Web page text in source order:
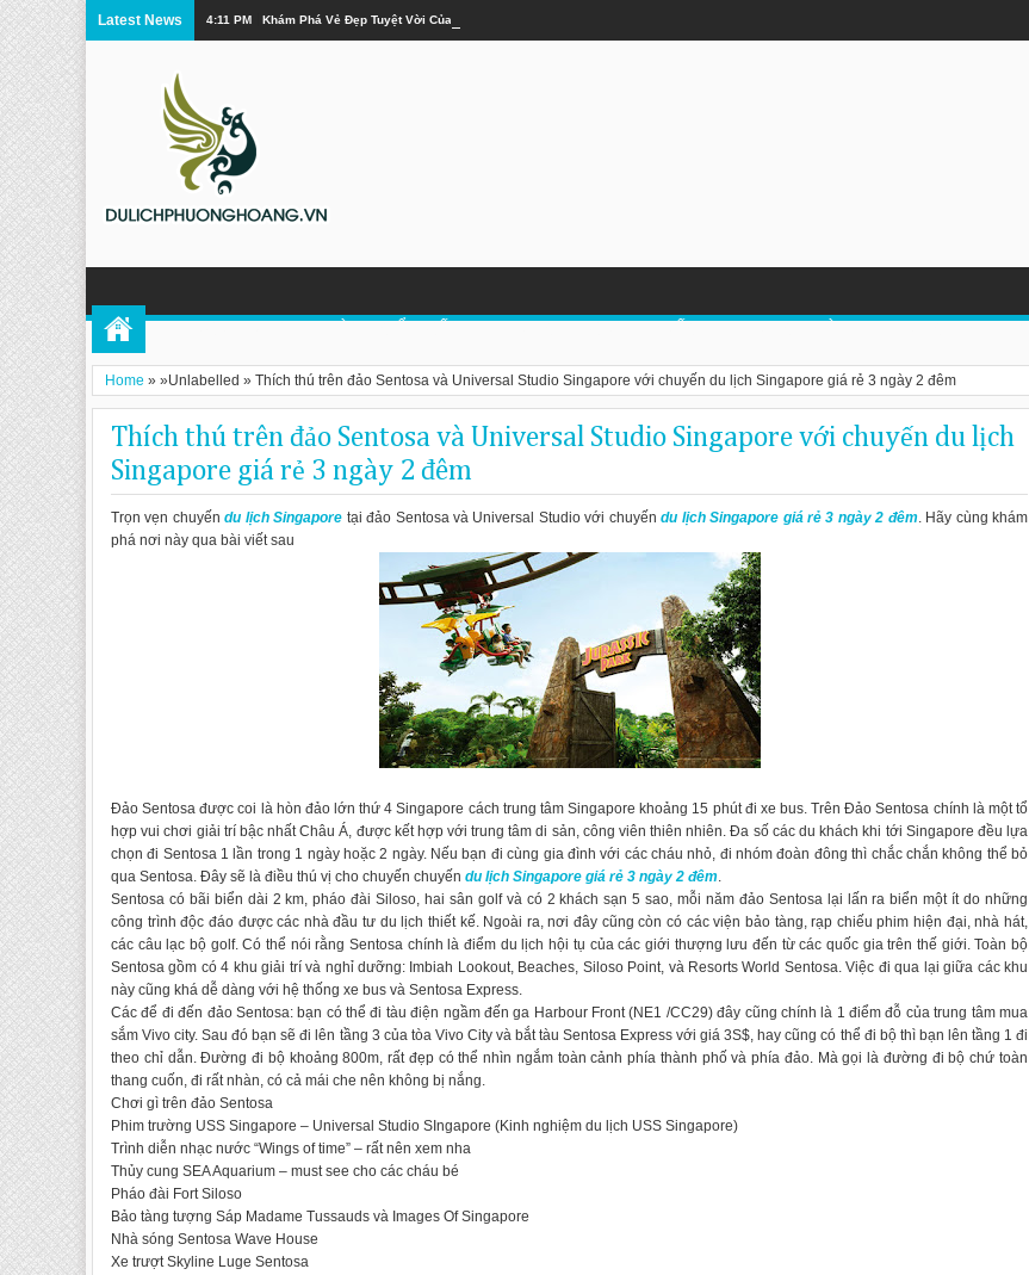
Latest News 4:11 PM Khám Phá Vẻ Đẹp Tuyệt Vời Của Cửu Trại Câu Trong Mùa Đông
Home » »Unlabelled » Thích thú trên đảo Sentosa và Universal Studio Singapore với chuyến du lịch Singapore giá rẻ 3 ngày 2 đêm
Thích thú trên đảo Sentosa và Universal Studio Singapore với chuyến du lịch
Singapore giá rẻ 3 ngày 2 đêm
Trọn vẹn chuyến du lịch Singapore tại đảo Sentosa và Universal Studio với chuyến du lịch Singapore giá rẻ 3 ngày 2 đêm. Hãy cùng khám
phá nơi này qua bài viết sau
Đảo Sentosa được coi là hòn đảo lớn thứ 4 Singapore cách trung tâm Singapore khoảng 15 phút đi xe bus. Trên Đảo Sentosa chính là một tổ
hợp vui chơi giải trí bậc nhất Châu Á, được kết hợp với trung tâm di sản, công viên thiên nhiên. Đa số các du khách khi tới Singapore đều lựa
chọn đi Sentosa 1 lần trong 1 ngày hoặc 2 ngày. Nếu bạn đi cùng gia đình với các cháu nhỏ, đi nhóm đoàn đông thì chắc chắn không thể bỏ
qua Sentosa. Đây sẽ là điều thú vị cho chuyến chuyến du lịch Singapore giá rẻ 3 ngày 2 đêm.
Sentosa có bãi biển dài 2 km, pháo đài Siloso, hai sân golf và có 2 khách sạn 5 sao, mỗi năm đảo Sentosa lại lấn ra biển một ít do những
công trình độc đáo được các nhà đầu tư du lịch thiết kế. Ngoài ra, nơi đây cũng còn có các viện bảo tàng, rạp chiếu phim hiện đại, nhà hát,
các câu lạc bộ golf. Có thể nói rằng Sentosa chính là điểm du lịch hội tụ của các giới thượng lưu đến từ các quốc gia trên thế giới. Toàn bộ
Sentosa gồm có 4 khu giải trí và nghỉ dưỡng: Imbiah Lookout, Beaches, Siloso Point, và Resorts World Sentosa. Việc đi qua lại giữa các khu
này cũng khá dễ dàng với hệ thống xe bus và Sentosa Express.
Các để đi đến đảo Sentosa: bạn có thể đi tàu điện ngầm đến ga Harbour Front (NE1 /CC29) đây cũng chính là 1 điểm đỗ của trung tâm mua
sắm Vivo city. Sau đó bạn sẽ đi lên tầng 3 của tòa Vivo City và bắt tàu Sentosa Express với giá 3S$, hay cũng có thể đi bộ thì bạn lên tầng 1 đi
theo chỉ dẫn. Đường đi bộ khoảng 800m, rất đẹp có thể nhìn ngắm toàn cảnh phía thành phố và phía đảo. Mà gọi là đường đi bộ chứ toàn
thang cuốn, đi rất nhàn, có cả mái che nên không bị nắng.
Chơi gì trên đảo Sentosa
Phim trường USS Singapore – Universal Studio SIngapore (Kinh nghiệm du lịch USS Singapore)
Trình diễn nhạc nước “Wings of time” – rất nên xem nha
Thủy cung SEA Aquarium – must see cho các cháu bé
Pháo đài Fort Siloso
Bảo tàng tượng Sáp Madame Tussauds và Images Of Singapore
Nhà sóng Sentosa Wave House
Xe trượt Skyline Luge Sentosa